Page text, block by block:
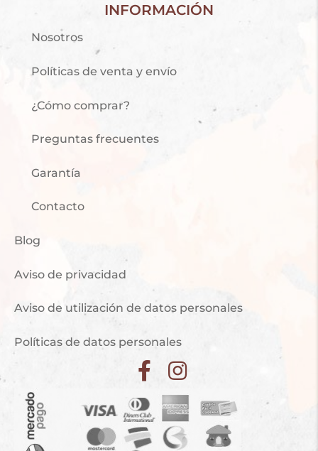
INFORMACIÓN
Nosotros
Políticas de venta y envío
¿Cómo comprar?
Preguntas frecuentes
Garantía
Contacto
Blog
Aviso de privacidad
Aviso de utilización de datos personales
Políticas de datos personales